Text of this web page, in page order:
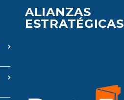
ALIANZAS
ESTRATÉGICAS